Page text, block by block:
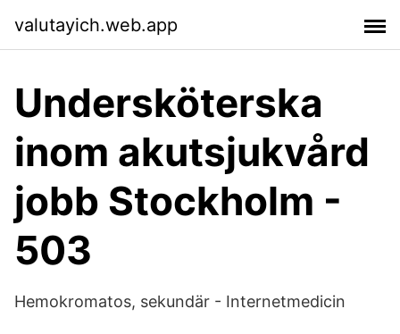
valutayich.web.app
Undersköterska
inom akutsjukvård
jobb Stockholm -
503
Hemokromatos, sekundär - Internetmedicin